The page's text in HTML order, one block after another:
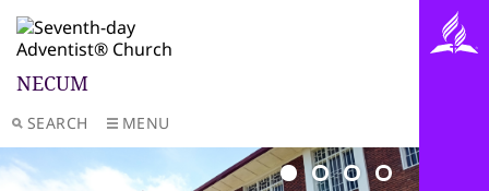
SEARCH MENU
NECUM